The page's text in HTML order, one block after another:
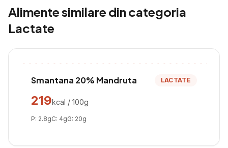
Alimente similare din categoria
Lactate
Smantana 20% Mandruta LACTATE
219kcal / 100g
P: 2.8gC: 4gG: 20g